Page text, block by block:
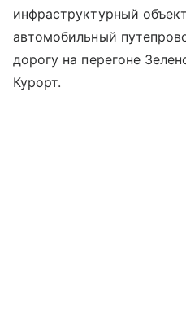
инфраструктурный
автомобильный
дорогу на перегоне
Курорт.